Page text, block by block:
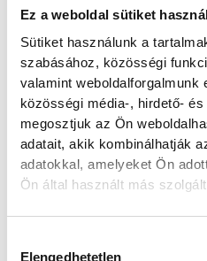
Ez a weboldal sütiket
Sütiket használunk a
szabásához, közösségi
valamint weboldalforgalmunk
közösségi média-, hirdető-
megosztjuk az Ön
adatait, akik kombinálhatják
adatokkal, amelyeket Ön
Ön által használt más
Elengedhetetlen
levelezésükből derült
az apáca, aki
meg Fawtier is a